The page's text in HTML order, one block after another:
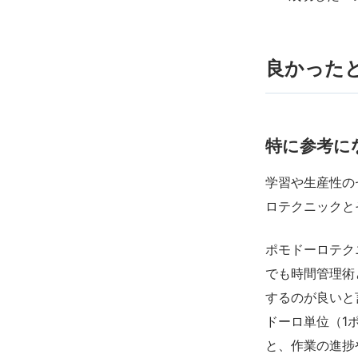
良かった
特に参考に
学習や生産性
ロテクニック
ポモドーロテ
でも時間管理
するのが良い
ドーロ単位（1
と、作業の進